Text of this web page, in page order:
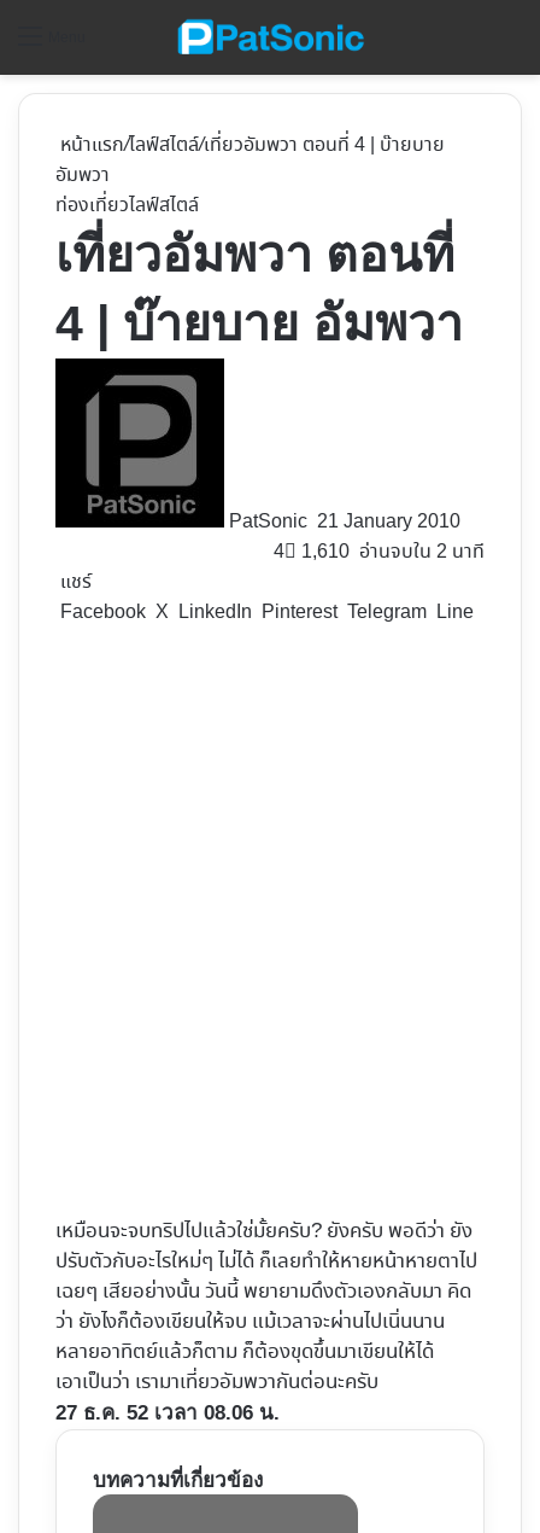
หน้าแรก/ไลฟ์สไตล์/เที่ยวอัมพวา ตอนที่ 4 | บ๊ายบาย
อัมพวา
ท่องเที่ยวไลฟ์สไตล์
เที่ยวอัมพวา ตอนที่
4 | บ๊ายบาย อัมพวา
PatSonic 21 January 2010
4
1,610 อ่านจบใน 2 นาที
แชร์
Facebook X LinkedIn Pinterest Telegram Line
เหมือนจะจบทริปไปแล้วใช่มั้ยครับ? ยังครับ พอดีว่า ยัง
ปรับตัวกับอะไรใหม่ๆ ไม่ได้ ก็เลยทำให้หายหน้าหายตาไป
เฉยๆ เสียอย่างนั้น วันนี้ พยายามดึงตัวเองกลับมา คิด
ว่า ยังไงก็ต้องเขียนให้จบ แม้เวลาจะผ่านไปเนิ่นนาน
หลายอาทิตย์แล้วก็ตาม ก็ต้องขุดขึ้นมาเขียนให้ได้
เอาเป็นว่า เรามาเที่ยวอัมพวากันต่อนะครับ
27 ธ.ค. 52 เวลา 08.06 น.
บทความที่เกี่ยวข้อง